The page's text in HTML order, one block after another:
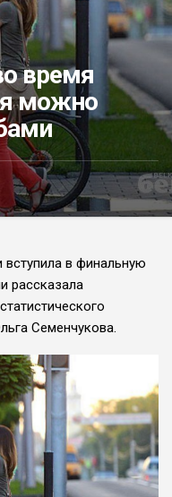
время
можно
вступи­ла в финальную
рассказала
Семенчукова.